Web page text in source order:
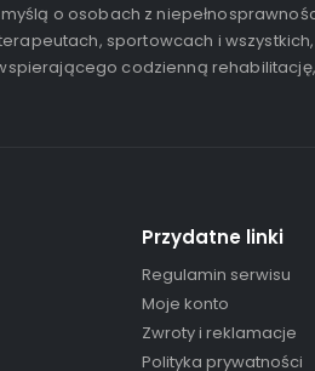
o osobach z
sportowcach i
codzienną
Przydatne linki
Regulamin serwisu
Moje konto
Zwroty i reklamacje
Polityka prywatności